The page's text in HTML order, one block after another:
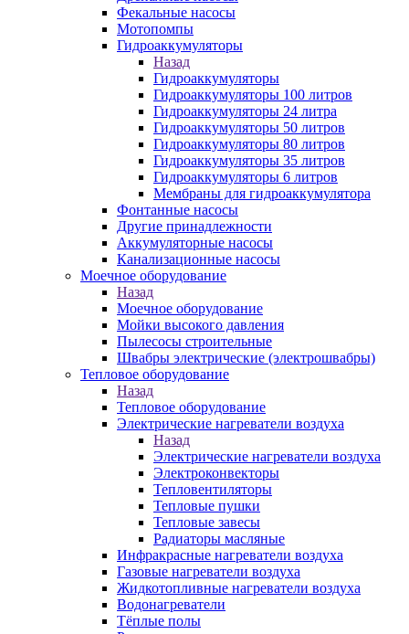
Фекальные насосы
Мотопомпы
Гидроаккумуляторы
Назад
Гидроаккумуляторы
Гидроаккумуляторы 100 литров
Гидроаккумуляторы 24 литра
Гидроаккумуляторы 50 литров
Гидроаккумуляторы 80 литров
Гидроаккумуляторы 35 литров
Гидроаккумуляторы 6 литров
Мембраны для гидроаккумулятора
Фонтанные насосы
Другие принадлежности
Аккумуляторные насосы
Канализационные насосы
Моечное оборудование
Назад
Моечное оборудование
Мойки высокого давления
Пылесосы строительные
Швабры электрические (электрошвабры)
Тепловое оборудование
Назад
Тепловое оборудование
Электрические нагреватели воздуха
Назад
Электрические нагреватели воздуха
Электроконвекторы
Тепловентиляторы
Тепловые пушки
Тепловые завесы
Радиаторы масляные
Инфракрасные нагреватели воздуха
Газовые нагреватели воздуха
Жидкотопливные нагреватели воздуха
Водонагреватели
Тёплые полы